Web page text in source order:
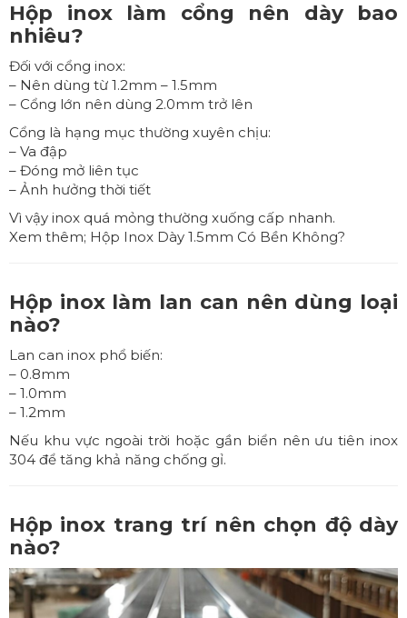
Hộp inox làm cổng nên dày bao
nhiêu?
Đối với cổng inox:
– Nên dùng từ 1.2mm – 1.5mm
– Cổng lớn nên dùng 2.0mm trở lên
Cổng là hạng mục thường xuyên chịu:
– Va đập
– Đóng mở liên tục
– Ảnh hưởng thời tiết
Vì vậy inox quá mỏng thường xuống cấp nhanh.
Xem thêm; Hộp Inox Dày 1.5mm Có Bền Không?
Hộp inox làm lan can nên dùng loại
nào?
Lan can inox phổ biến:
– 0.8mm
– 1.0mm
– 1.2mm
Nếu khu vực ngoài trời hoặc gần biển nên ưu tiên inox
304 để tăng khả năng chống gỉ.
Hộp inox trang trí nên chọn độ dày
nào?